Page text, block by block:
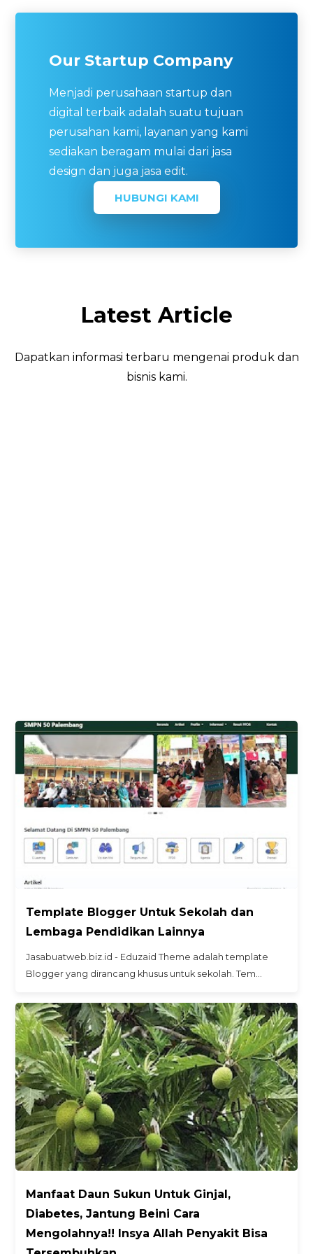
Our Startup Company
Menjadi perusahaan startup dan
digital terbaik adalah suatu tujuan
perusahan kami, layanan yang kami
sediakan beragam mulai dari jasa
design dan juga jasa edit.
HUBUNGI KAMI
Latest Article
Dapatkan informasi terbaru mengenai produk dan
bisnis kami.
Template Blogger Untuk Sekolah dan
Lembaga Pendidikan Lainnya
Jasabuatweb.biz.id - Eduzaid Theme adalah template
Blogger yang dirancang khusus untuk sekolah. Tem…
Manfaat Daun Sukun Untuk Ginjal,
Diabetes, Jantung Beini Cara
Mengolahnya!! Insya Allah Penyakit Bisa